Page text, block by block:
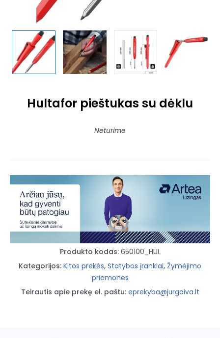
Hultafor pieštukas su dėklu
Neturime
Produkto kodas: 650100_HUL
Kategorijos: Kitos prekės, Statybos įrankiai, Žymėjimo
priemonės
Teirautis apie prekę el. paštu: eprekyba@jurgaiva.lt